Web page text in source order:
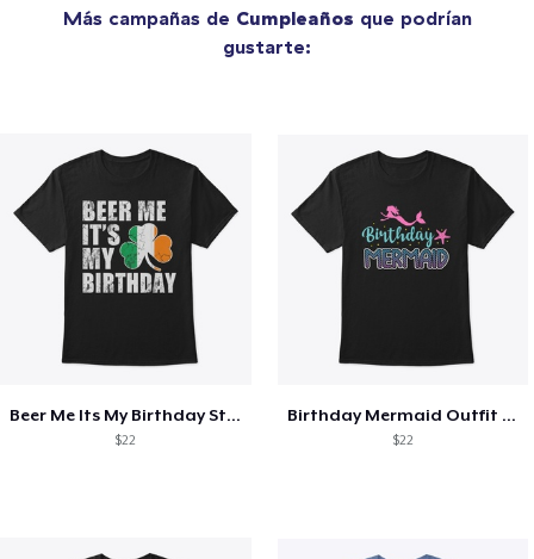
Más campañas de Cumpleaños que podrían
gustarte:
Beer Me Its My Birthday St Patricks Day
$22
Birthday Mermaid Outfit Costume
$22